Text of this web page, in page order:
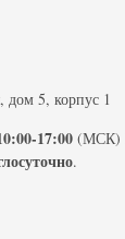
дом 5, корпус 1
17:00 (МСК)
.